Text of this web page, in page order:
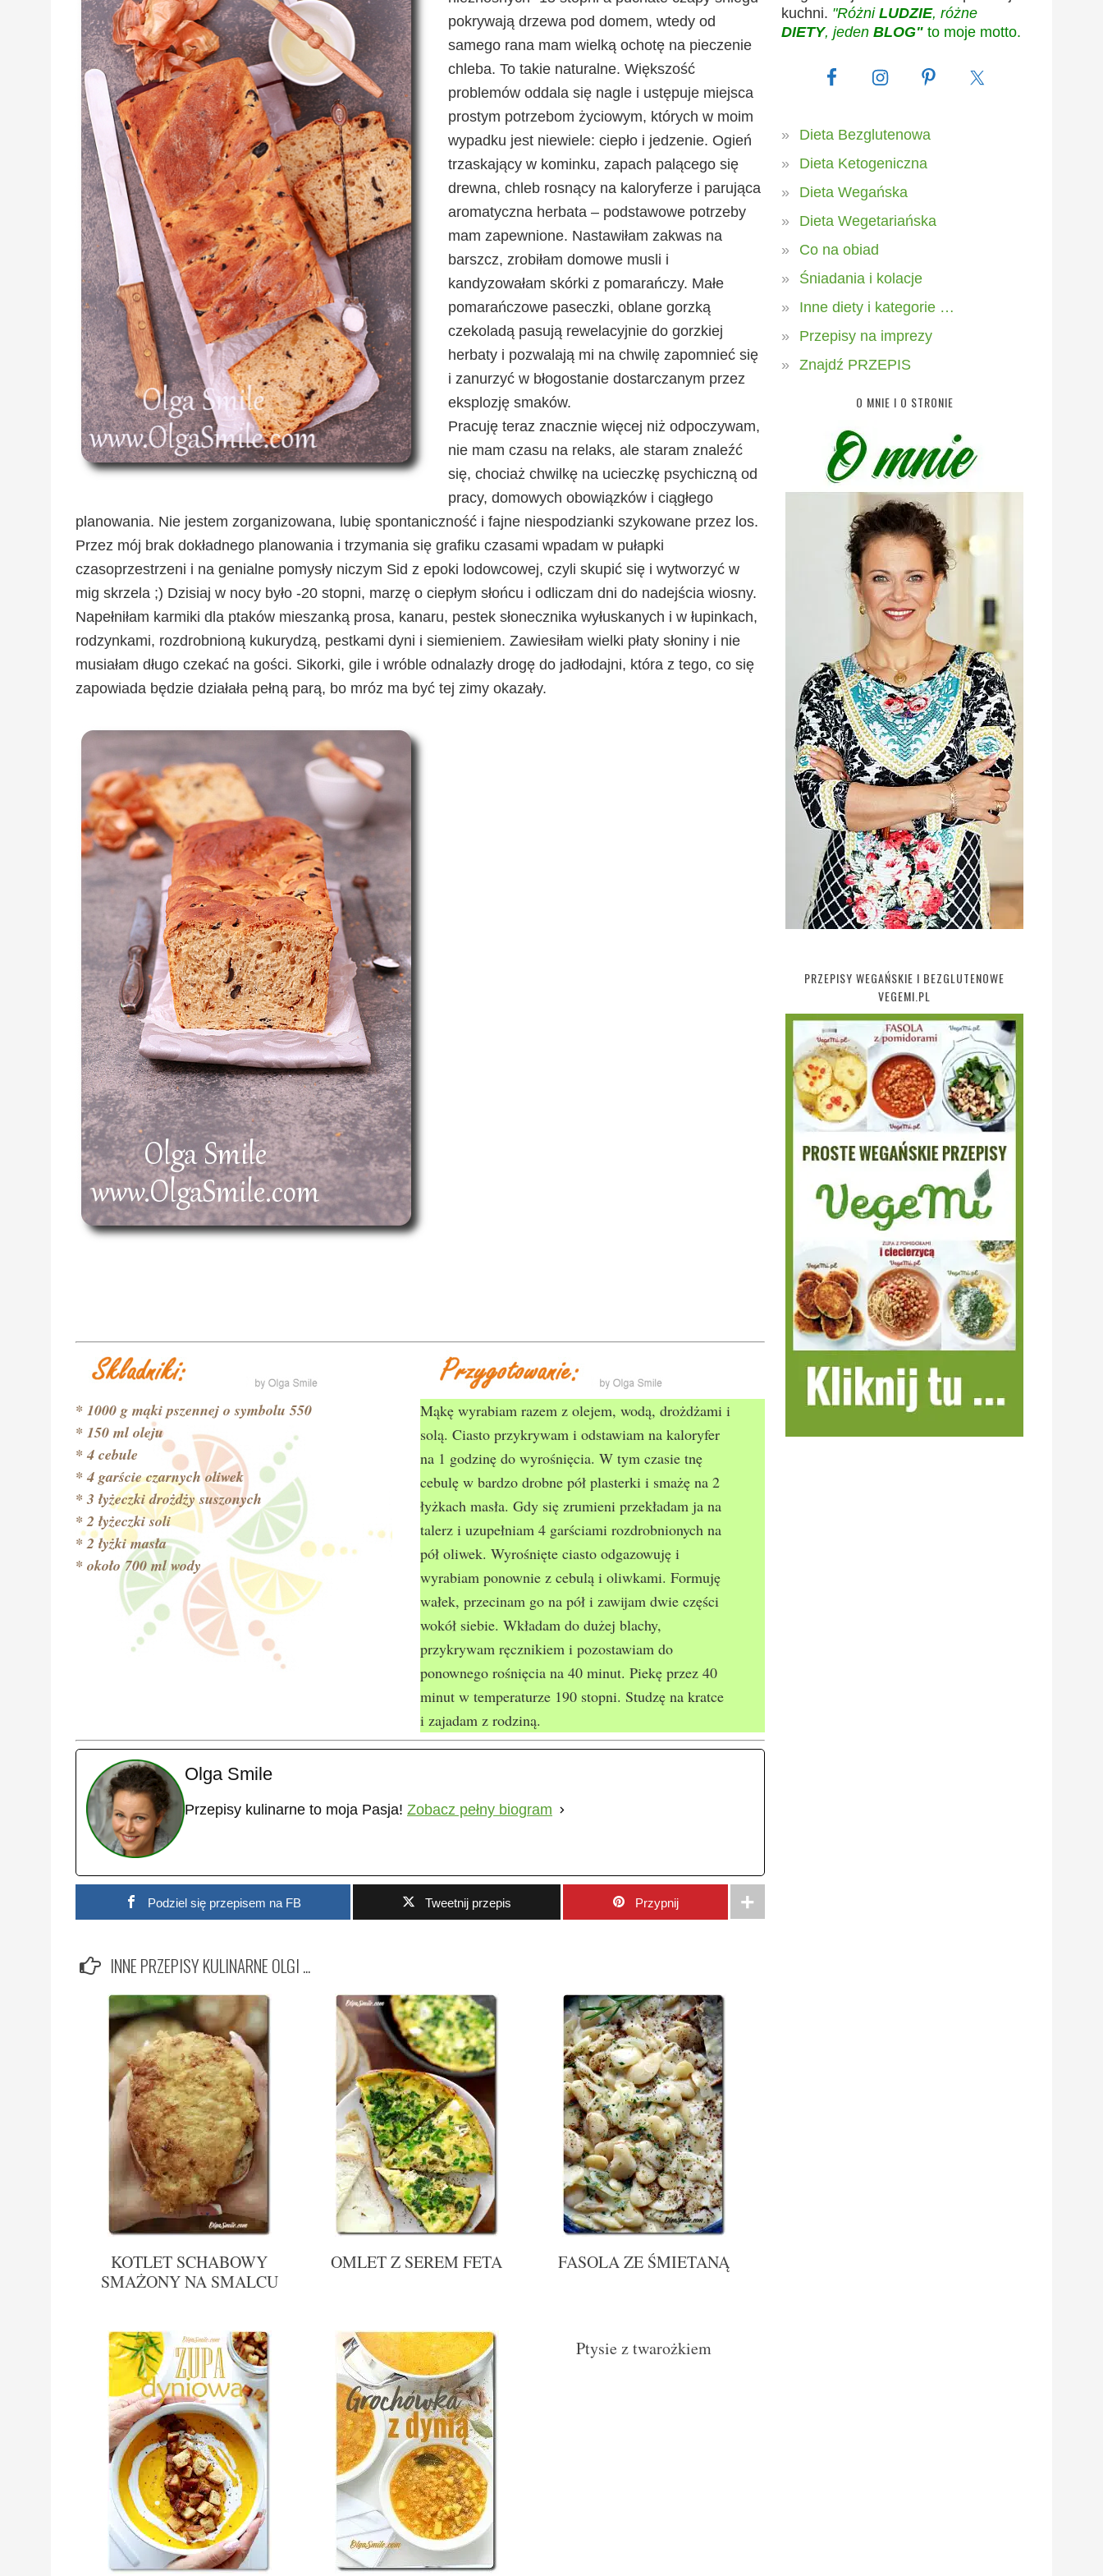
pokrywają drzewa pod domem, wtedy od
samego rana mam wielką ochotę na pieczenie
chleba. To takie naturalne. Większość
problemów oddala się nagle i ustępuje miejsca
prostym potrzebom życiowym, których w moim
wypadku jest niewiele: ciepło i jedzenie. Ogień
trzaskający w kominku, zapach palącego się
drewna, chleb rosnący na kaloryferze i parująca
aromatyczna herbata – podstawowe potrzeby
mam zapewnione. Nastawiłam zakwas na
barszcz, zrobiłam domowe musli i
kandyzowałam skórki z pomarańczy. Małe
pomarańczowe paseczki, oblane gorzką
czekoladą pasują rewelacyjnie do gorzkiej
herbaty i pozwalają mi na chwilę zapomnieć się
i zanurzyć w błogostanie dostarczanym przez
eksplozję smaków.
Pracuję teraz znacznie więcej niż odpoczywam,
nie mam czasu na relaks, ale staram znaleźć
się, chociaż chwilkę na ucieczkę psychiczną od
pracy, domowych obowiązków i ciągłego
planowania. Nie jestem zorganizowana, lubię spontaniczność i fajne niespodzianki szykowane przez los.
Przez mój brak dokładnego planowania i trzymania się grafiku czasami wpadam w pułapki
czasoprzestrzeni i na genialne pomysły niczym Sid z epoki lodowcowej, czyli skupić się i wytworzyć w
mig skrzela ;) Dzisiaj w nocy było -20 stopni, marzę o ciepłym słońcu i odliczam dni do nadejścia wiosny.
Napełniłam karmiki dla ptaków mieszanką prosa, kanaru, pestek słonecznika wyłuskanych i w łupinkach,
rodzynkami, rozdrobnioną kukurydzą, pestkami dyni i siemieniem. Zawiesiłam wielki płaty słoniny i nie
musiałam długo czekać na gości. Sikorki, gile i wróble odnalazły drogę do jadłodajni, która z tego, co się
zapowiada będzie działała pełną parą, bo mróz ma być tej zimy okazały.
* 1000 g mąki pszennej o symbolu 550
* 150 ml oleju
* 4 cebule
* 4 garście czarnych oliwek
* 3 łyżeczki drożdży suszonych
* 2 łyżeczki soli
* 2 łyżki masła
* około 700 ml wody
Mąkę wyrabiam razem z olejem, wodą, drożdżami i
solą. Ciasto przykrywam i odstawiam na kaloryfer
na 1 godzinę do wyrośnięcia. W tym czasie tnę
cebulę w bardzo drobne pół plasterki i smażę na 2
łyżkach masła. Gdy się zrumieni przekładam ja na
talerz i uzupełniam 4 garściami rozdrobnionych na
pół oliwek. Wyrośnięte ciasto odgazowuję i
wyrabiam ponownie z cebulą i oliwkami. Formuję
wałek, przecinam go na pół i zawijam dwie części
wokół siebie. Wkładam do dużej blachy,
przykrywam ręcznikiem i pozostawiam do
ponownego rośnięcia na 40 minut. Piekę przez 40
minut w temperaturze 190 stopni. Studzę na kratce
i zajadam z rodziną.
Olga Smile
Przepisy kulinarne to moja Pasja! Zobacz pełny biogram
Podziel się przepisem na FB Tweetnij przepis Przypnij
INNE PRZEPISY KULINARNE OLGI ...
KOTLET SCHABOWY
SMAŻONY NA SMALCU
OMLET Z SEREM FETA FASOLA ZE ŚMIETANĄ
Ptysie z twarożkiem
kuchni. "Różni LUDZIE, różne
DIETY, jeden BLOG" to moje motto.
Dieta Bezglutenowa
Dieta Ketogeniczna
Dieta Wegańska
Dieta Wegetariańska
Co na obiad
Śniadania i kolacje
Inne diety i kategorie …
Przepisy na imprezy
Znajdź PRZEPIS
O MNIE I O STRONIE
PRZEPISY WEGAŃSKIE I BEZGLUTENOWE
VEGEMI.PL